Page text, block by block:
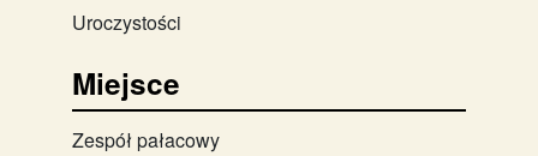
Uroczystości
Miejsce
Zespół pałacowy